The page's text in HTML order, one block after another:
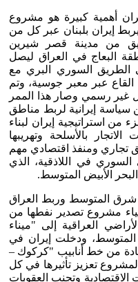
أهمية كبيرة هو مشروع
إيران بلبنان عبر كل من
من مدينة قصر شيرين
البعاج في العراق ليصل
الطريق السوري البري مع
عبر معبر جوسية، وتم
عام 2017م، بشكل غير رسمي وصار هذا الممر
سياسة إيرانية لربط مناطق
من استراتيجية إيران لبناء
بالأسلحة وتهريبها
تجاري ومنفذ اقتصادي مهم
السوري في اللاذقية، الذي
الأبيض المتوسط.
المتوسط وربط العراق
مشروع تصدير نفطها من
العراقية إلى "ميناء
ودخلت إيران في
من خط أنابيب "كركوك –
تعزيز تأثيرها في كل
الاقتصادية وتجنب العقوبات